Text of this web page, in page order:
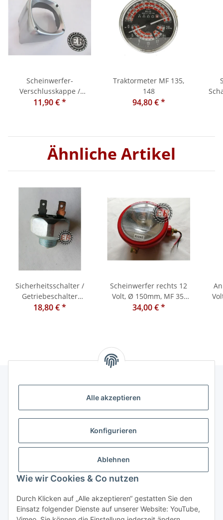
Alle akzeptieren
Konfigurieren
Ablehnen
Wie wir Cookies & Co nutzen
Durch Klicken auf „Alle akzeptieren“ gestatten Sie den
Einsatz folgender Dienste auf unserer Website: YouTube,
Scheinwerfer-
Verschlusskappe /
Scheinwerfergehäuse
11,90 €*
Traktormeter MF 135,
148
94,80 €*
Ähnliche Artikel
Sicherheitsschalter /
Getriebeschalter
Ferguson 100 200 300
18,80 €*
Scheinwerfer rechts 12
Volt, Ø 150mm, MF 35,
65, 765
34,00 €*
Gesetzliche Informationen